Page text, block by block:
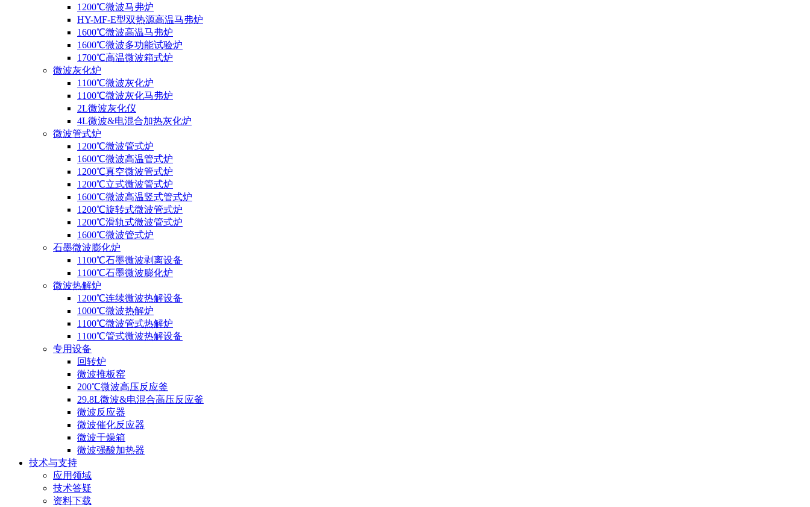
1200℃微波马弗炉
HY-MF-E型双热源高温马弗炉
1600℃微波高温马弗炉
1600℃微波多功能试验炉
1700℃高温微波箱式炉
微波灰化炉
1100℃微波灰化炉
1100℃微波灰化马弗炉
2L微波灰化仪
4L微波&电混合加热灰化炉
微波管式炉
1200℃微波管式炉
1600℃微波高温管式炉
1200℃真空微波管式炉
1200℃立式微波管式炉
1600℃微波高温竖式管式炉
1200℃旋转式微波管式炉
1200℃滑轨式微波管式炉
1600℃微波管式炉
石墨微波膨化炉
1100℃石墨微波剥离设备
1100℃石墨微波膨化炉
微波热解炉
1200℃连续微波热解设备
1000℃微波热解炉
1100℃微波管式热解炉
1100℃管式微波热解设备
专用设备
回转炉
微波推板窑
200℃微波高压反应釜
29.8L微波&电混合高压反应釜
微波反应器
微波催化反应器
微波干燥箱
微波强酸加热器
技术与支持
应用领域
技术答疑
资料下载